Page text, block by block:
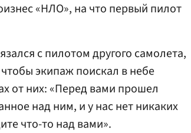
«НЛО», на что первый пилот
с пилотом другого самолета,
экипаж поискал в небе
от них: «Перед вами прошел
над ним, и у нас нет никаких
что-то над вами».